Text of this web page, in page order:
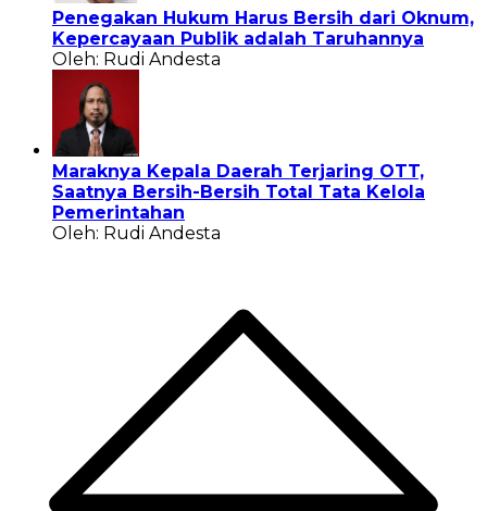
Penegakan Hukum Harus Bersih dari Oknum,
Kepercayaan Publik adalah Taruhannya
Oleh: Rudi Andesta
Maraknya Kepala Daerah Terjaring OTT,
Saatnya Bersih-Bersih Total Tata Kelola
Pemerintahan
Oleh: Rudi Andesta